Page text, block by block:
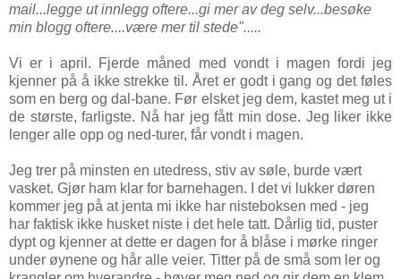
mail...legge ut innlegg oftere...gi mer av deg selv...besøke
min blogg oftere....være mer til stede".....
Vi er i april. Fjerde måned med vondt i magen fordi jeg
kjenner på å ikke strekke til. Året er godt i gang og det føles
som en berg og dal-bane. Før elsket jeg dem, kastet meg ut i
de største, farligste. Nå har jeg fått min dose. Jeg liker ikke
lenger alle opp og ned-turer, får vondt i magen.
Jeg trer på minsten en utedress, stiv av søle, burde vært
vasket. Gjør ham klar for barnehagen. I det vi lukker døren
kommer jeg på at jenta mi ikke har nisteboksen med - jeg
har faktisk ikke husket niste i det hele tatt. Dårlig tid, puster
dypt og kjenner at dette er dagen for å blåse i mørke ringer
under øynene og hår alle veier. Titter på de små som ler og